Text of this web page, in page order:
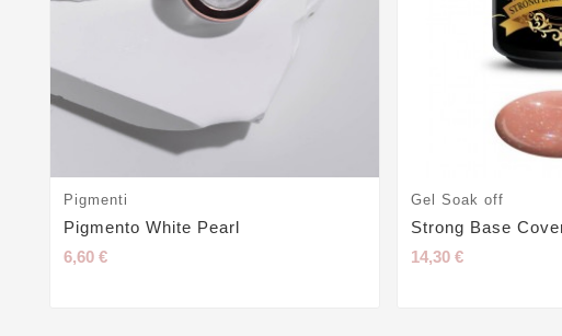
Pigmenti
Pigmento White Pearl
6,60 €
Gel Soak off
Strong Base
14,30 €